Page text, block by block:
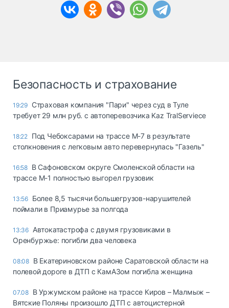
Безопасность и страхование
19:29 Страховая компания "Пари" через суд в Туле
требует 29 млн руб. с автоперевозчика Kaz TralServiece
18:22 Под Чебоксарами на трассе М-7 в результате
столкновения с легковым авто перевернулась "Газель"
16:58 В Сафоновском округе Смоленской области на
трассе М-1 полностью выгорел грузовик
13:56 Более 8,5 тысячи большегрузов-нарушителей
поймали в Приамурье за полгода
13:36 Автокатастрофа с двумя грузовиками в
Оренбуржье: погибли два человека
08:08 В Екатериновском районе Саратовской области на
полевой дороге в ДТП с КамАЗом погибла женщина
07.08 В Уржумском районе на трассе Киров – Малмыж –
Вятские Поляны произошло ДТП с автоцистерной